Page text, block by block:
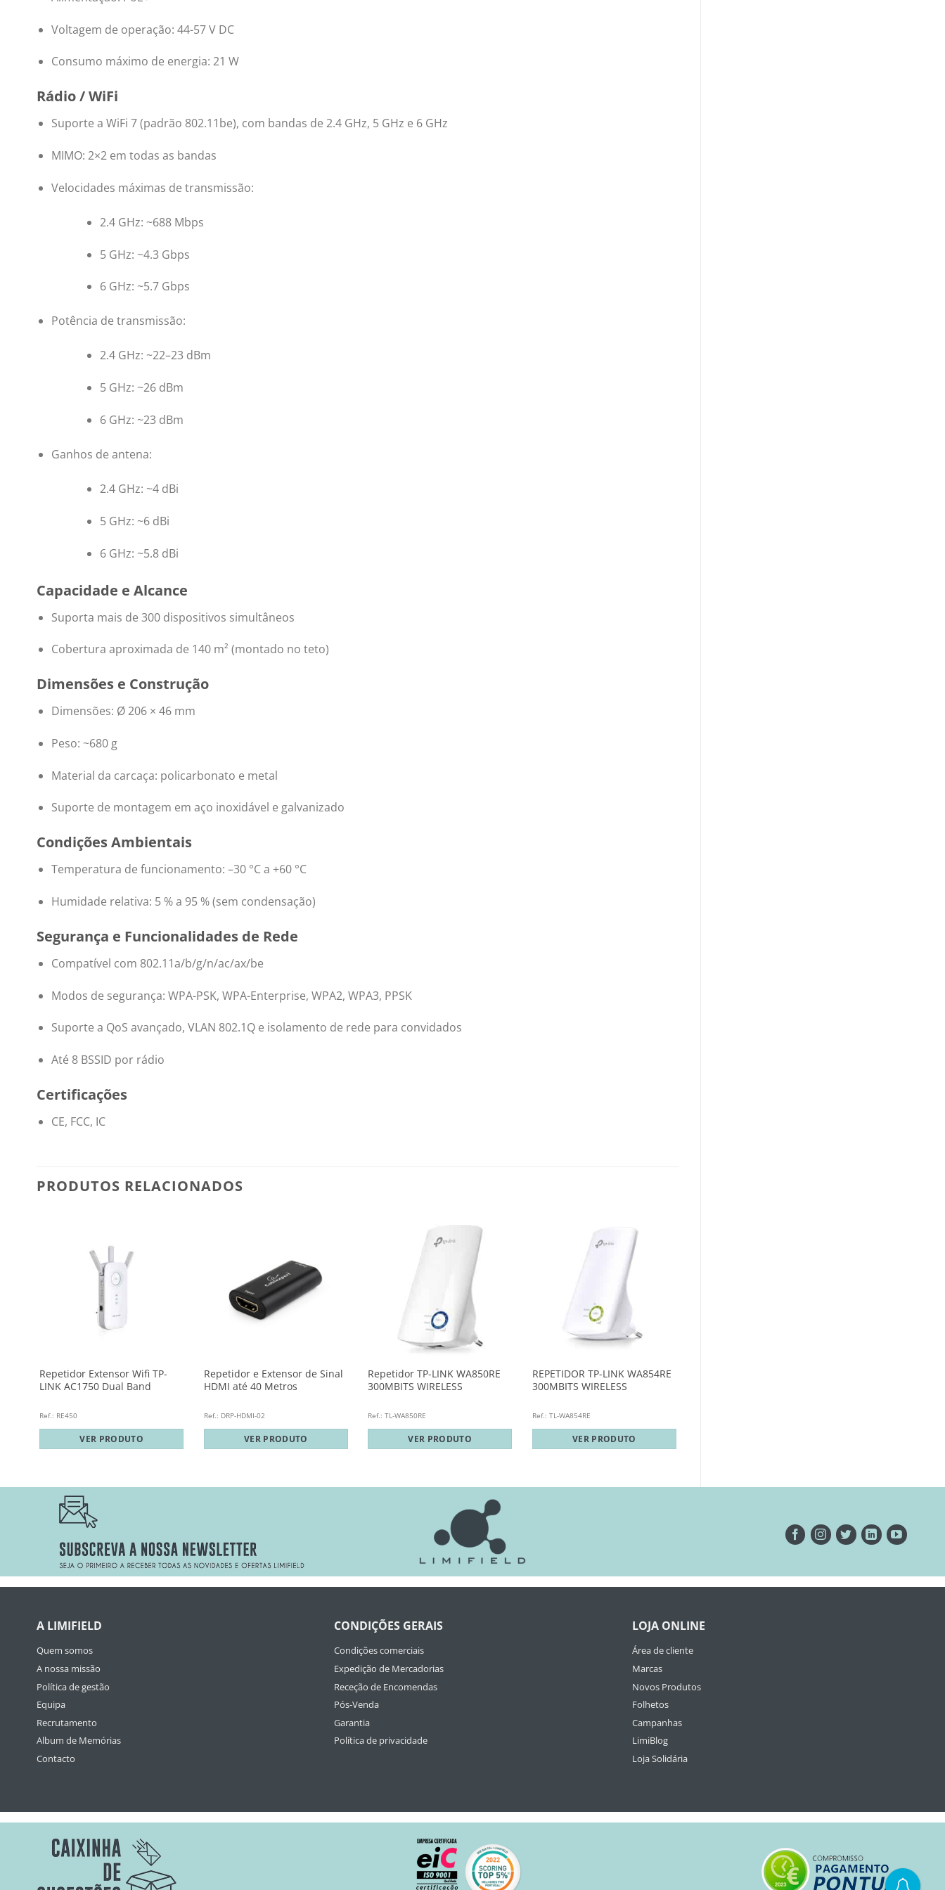
Voltagem de operação: 44-57 V DC
Consumo máximo de energia: 21 W
Rádio / WiFi
Suporte a WiFi 7 (padrão 802.11be), com bandas de 2.4 GHz, 5 GHz e 6 GHz
MIMO: 2×2 em todas as bandas
Velocidades máximas de transmissão:
2.4 GHz: ~688 Mbps
5 GHz: ~4.3 Gbps
6 GHz: ~5.7 Gbps
Potência de transmissão:
2.4 GHz: ~22–23 dBm
5 GHz: ~26 dBm
6 GHz: ~23 dBm
Ganhos de antena:
2.4 GHz: ~4 dBi
5 GHz: ~6 dBi
6 GHz: ~5.8 dBi
Capacidade e Alcance
Suporta mais de 300 dispositivos simultâneos
Cobertura aproximada de 140 m² (montado no teto)
Dimensões e Construção
Dimensões: Ø 206 × 46 mm
Peso: ~680 g
Material da carcaça: policarbonato e metal
Suporte de montagem em aço inoxidável e galvanizado
Condições Ambientais
Temperatura de funcionamento: –30 °C a +60 °C
Humidade relativa: 5 % a 95 % (sem condensação)
Segurança e Funcionalidades de Rede
Compatível com 802.11a/b/g/n/ac/ax/be
Modos de segurança: WPA-PSK, WPA-Enterprise, WPA2, WPA3, PPSK
Suporte a QoS avançado, VLAN 802.1Q e isolamento de rede para convidados
Até 8 BSSID por rádio
Certificações
CE, FCC, IC
PRODUTOS RELACIONADOS
Repetidor Extensor Wifi TP-
LINK AC1750 Dual Band
Ref.: RE450
VER PRODUTO
Repetidor e Extensor de Sinal
HDMI até 40 Metros
Ref.: DRP-HDMI-02
VER PRODUTO
Repetidor TP-LINK WA850RE
300MBITS WIRELESS
Ref.: TL-WA850RE
VER PRODUTO
REPETIDOR TP-LINK WA854RE
300MBITS WIRELESS
Ref.: TL-WA854RE
VER PRODUTO
A LIMIFIELD
Quem somos
A nossa missão
Política de gestão
Equipa
Recrutamento
Album de Memórias
Contacto
CONDIÇÕES GERAIS
Condições comerciais
Expedição de Mercadorias
Receção de Encomendas
Pós-Venda
Garantia
Política de privacidade
LOJA ONLINE
Área de cliente
Marcas
Novos Produtos
Folhetos
Campanhas
LimiBlog
Loja Solidária